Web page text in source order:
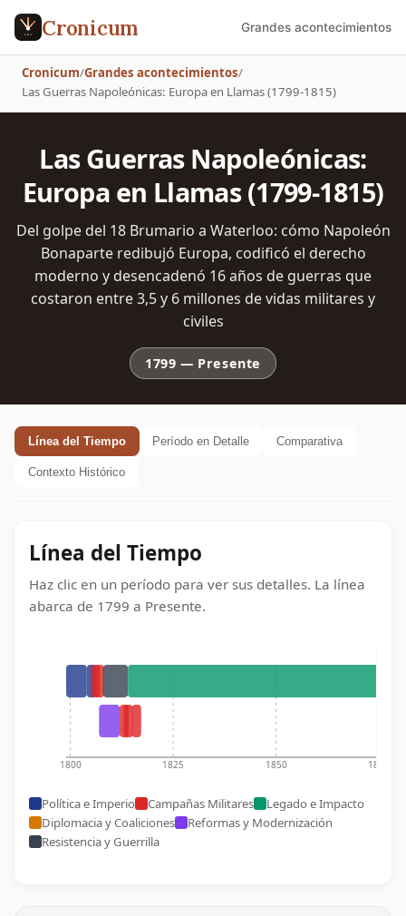
Cronicum Grandes acontecimientos
Cronicum/Grandes acontecimientos/
Las Guerras Napoleónicas: Europa en Llamas (1799-1815)
Las Guerras Napoleónicas:
Europa en Llamas (1799-1815)
Del golpe del 18 Brumario a Waterloo: cómo Napoleón
Bonaparte redibujó Europa, codificó el derecho
moderno y desencadenó 16 años de guerras que
costaron entre 3,5 y 6 millones de vidas militares y
civiles
1799 — Presente
Línea del Tiempo Período en Detalle Comparativa
Contexto Histórico
Línea del Tiempo
Haz clic en un período para ver sus detalles. La línea
abarca de 1799 a Presente.
1800 1825 1850 1875
Política e Imperio Campañas Militares
Legado e Impacto
Diplomacia y Coaliciones
Reformas y Modernización
Resistencia y Guerrilla